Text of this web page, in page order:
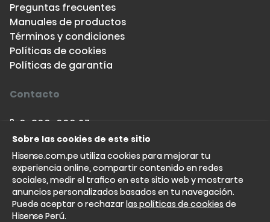
Preguntas frecuentes
Manuales de productos
Términos y condiciones
Políticas de cookies
Políticas de garantía
Contacto
0-800-000 27
993-915 682
soportetiendas.peru@hisense.com
Sobre las cookies de este sitio
Hisense.com.pe utiliza cookies para mejorar tu
experiencia online, compartir contenido en redes
sociales, medir el trafico en este sitio web y mostrarte
anuncios personalizados basados en tu navegación.
Puede aceptar o rechazarlas políticas de cookies de
Hisense Perú.